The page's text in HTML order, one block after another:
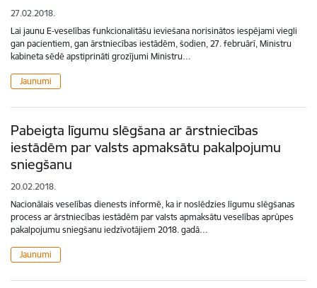
27.02.2018.
Lai jaunu E-veselības funkcionalitāšu ieviešana norisinātos iespējami viegli
gan pacientiem, gan ārstniecības iestādēm, šodien, 27. februārī, Ministru
kabineta sēdē apstiprināti grozījumi Ministru…
Jaunumi
Pabeigta līgumu slēgšana ar ārstniecības
iestādēm par valsts apmaksātu pakalpojumu
sniegšanu
20.02.2018.
Nacionālais veselības dienests informē, ka ir noslēdzies līgumu slēgšanas
process ar ārstniecības iestādēm par valsts apmaksātu veselības aprūpes
pakalpojumu sniegšanu iedzīvotājiem 2018. gadā…
Jaunumi